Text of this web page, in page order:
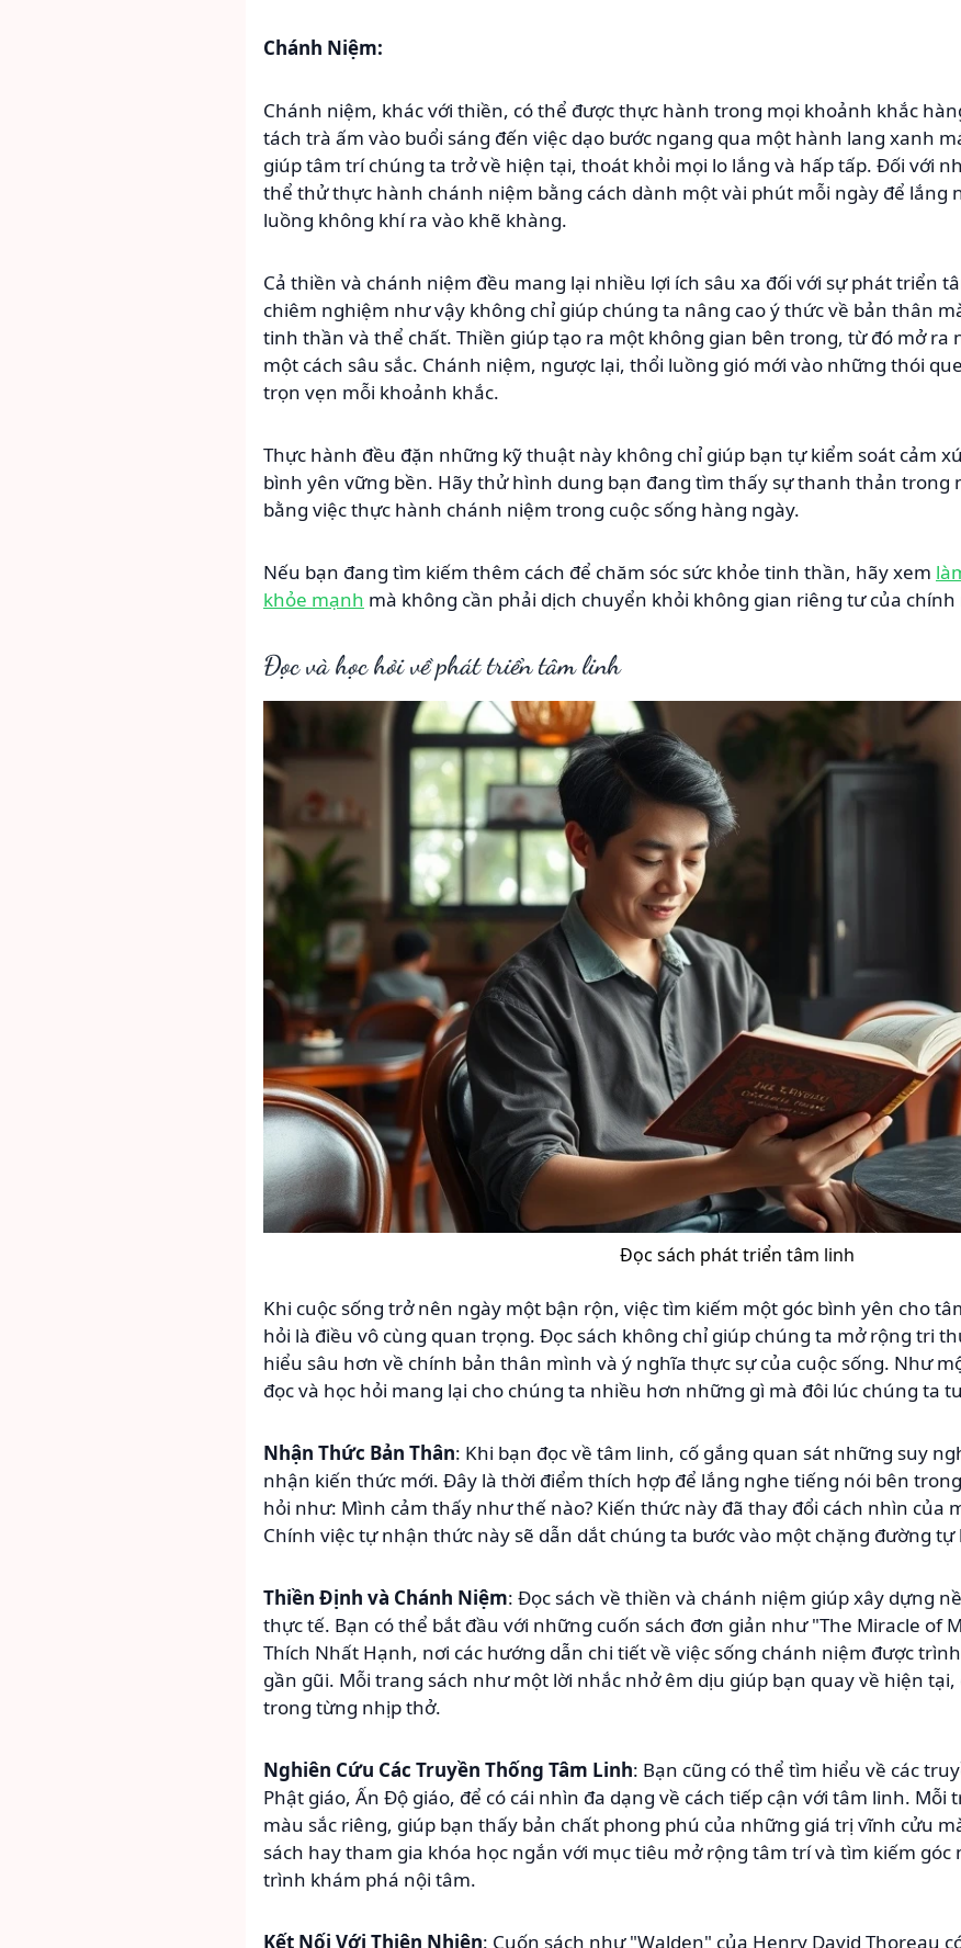
Chánh Niệm:
Chánh niệm, khác với thiền, có thể được thực hành trong mọi khoảnh khắc
tách trà ấm vào buổi sáng đến việc dạo bước ngang qua một hành lang xanh
giúp tâm trí chúng ta trở về hiện tại, thoát khỏi mọi lo lắng và hấp tấp. Đối với
thể thử thực hành chánh niệm bằng cách dành một vài phút mỗi ngày để lắng
luồng không khí ra vào khẽ khàng.
Cả thiền và chánh niệm đều mang lại nhiều lợi ích sâu xa đối với sự phát triển
chiêm nghiệm như vậy không chỉ giúp chúng ta nâng cao ý thức về bản thân
tinh thần và thể chất. Thiền giúp tạo ra một không gian bên trong, từ đó mở ra
một cách sâu sắc. Chánh niệm, ngược lại, thổi luồng gió mới vào những thói
trọn vẹn mỗi khoảnh khắc.
Thực hành đều đặn những kỹ thuật này không chỉ giúp bạn tự kiểm soát cảm
bình yên vững bền. Hãy thử hình dung bạn đang tìm thấy sự thanh thản trong
bằng việc thực hành chánh niệm trong cuộc sống hàng ngày.
Nếu bạn đang tìm kiếm thêm cách để chăm sóc sức khỏe tinh thần, hãy xem
khỏe mạnh mà không cần phải dịch chuyển khỏi không gian riêng tư của
Đọc và học hỏi về phát triển tâm linh
Đọc sách phát triển tâm linh
Khi cuộc sống trở nên ngày một bận rộn, việc tìm kiếm một góc bình yên cho
hỏi là điều vô cùng quan trọng. Đọc sách không chỉ giúp chúng ta mở rộng tri
hiểu sâu hơn về chính bản thân mình và ý nghĩa thực sự của cuộc sống. Như
đọc và học hỏi mang lại cho chúng ta nhiều hơn những gì mà đôi lúc chúng ta
Nhận Thức Bản Thân: Khi bạn đọc về tâm linh, cố gắng quan sát những suy
nhận kiến thức mới. Đây là thời điểm thích hợp để lắng nghe tiếng nói bên
hỏi như: Mình cảm thấy như thế nào? Kiến thức này đã thay đổi cách nhìn của
Chính việc tự nhận thức này sẽ dẫn dắt chúng ta bước vào một chặng đường
Thiền Định và Chánh Niệm: Đọc sách về thiền và chánh niệm giúp xây dựng
thực tế. Bạn có thể bắt đầu với những cuốn sách đơn giản như "The Miracle of
Thích Nhất Hạnh, nơi các hướng dẫn chi tiết về việc sống chánh niệm được
gần gũi. Mỗi trang sách như một lời nhắc nhở êm dịu giúp bạn quay về hiện
trong từng nhịp thở.
Nghiên Cứu Các Truyền Thống Tâm Linh: Bạn cũng có thể tìm hiểu về các
Phật giáo, Ấn Độ giáo, để có cái nhìn đa dạng về cách tiếp cận với tâm linh.
màu sắc riêng, giúp bạn thấy bản chất phong phú của những giá trị vĩnh cửu
sách hay tham gia khóa học ngắn với mục tiêu mở rộng tâm trí và tìm kiếm
trình khám phá nội tâm.
Kết Nối Với Thiên Nhiên: Cuốn sách như "Walden" của Henry David Thoreau